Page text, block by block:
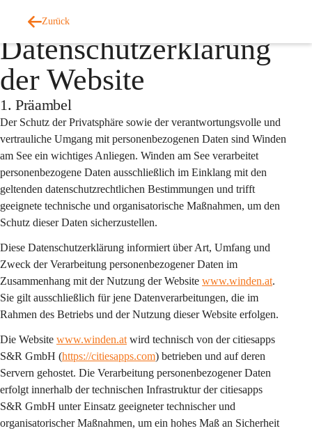
Zurück
Datenschutzerklärung
der Website
1. Präambel
Der Schutz der Privatsphäre sowie der verantwortungsvolle und
vertrauliche Umgang mit personenbezogenen Daten sind Winden
am See ein wichtiges Anliegen. Winden am See verarbeitet
personenbezogene Daten ausschließlich im Einklang mit den
geltenden datenschutzrechtlichen Bestimmungen und trifft
geeignete technische und organisatorische Maßnahmen, um den
Schutz dieser Daten sicherzustellen.
Diese Datenschutzerklärung informiert über Art, Umfang und
Zweck der Verarbeitung personenbezogener Daten im
Zusammenhang mit der Nutzung der Website www.winden.at.
Sie gilt ausschließlich für jene Datenverarbeitungen, die im
Rahmen des Betriebs und der Nutzung dieser Website erfolgen.
Die Website www.winden.at wird technisch von der citiesapps
S&R GmbH (https://citiesapps.com) betrieben und auf deren
Servern gehostet. Die Verarbeitung personenbezogener Daten
erfolgt innerhalb der technischen Infrastruktur der citiesapps
S&R GmbH unter Einsatz geeigneter technischer und
organisatorischer Maßnahmen, um ein hohes Maß an Sicherheit